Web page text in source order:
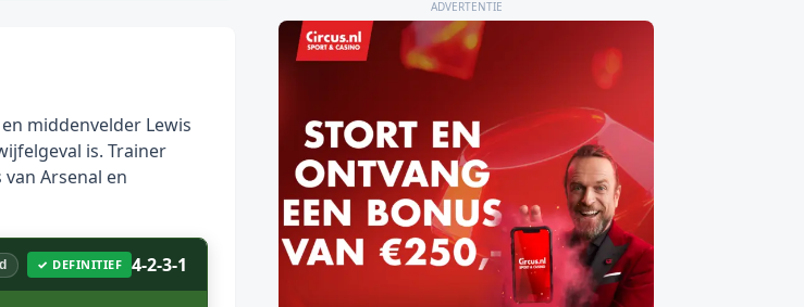
middenvelder Lewis
is. Trainer
Arsenal en
✓ DEFINITIEF 4-2-3-1
ADVERTENTIE